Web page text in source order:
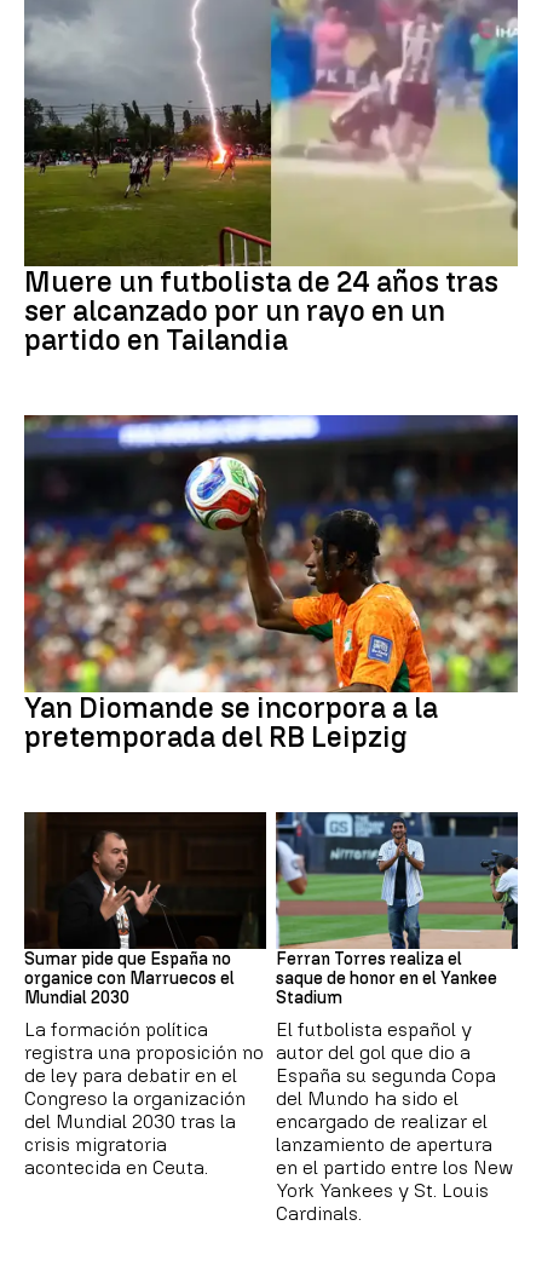
Muere un futbolista de 24 años tras
ser alcanzado por un rayo en un
partido en Tailandia
Fútbol
Yan Diomande se incorpora a la
pretemporada del RB Leipzig
Mundial 2030
Sumar pide que España no
organice con Marruecos el
Mundial 2030
La formación política
registra una proposición no
de ley para debatir en el
Congreso la organización
del Mundial 2030 tras la
crisis migratoria
acontecida en Ceuta.
MLB
Ferran Torres realiza el
saque de honor en el Yankee
Stadium
El futbolista español y
autor del gol que dio a
España su segunda Copa
del Mundo ha sido el
encargado de realizar el
lanzamiento de apertura
en el partido entre los New
York Yankees y St. Louis
Cardinals.